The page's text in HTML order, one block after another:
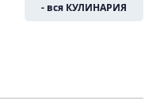
- вся КУЛИНАРИЯ